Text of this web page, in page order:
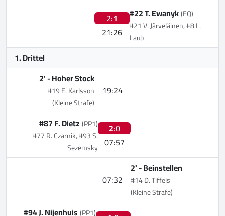
2:1
21:26
#22 T. Ewanyk(EQ)
#21 V. Järveläinen, #8 L.
Laub
1. Drittel
19:24
2' -Hoher Stock
#19 E. Karlsson
(Kleine Strafe)
2:0
07:57
#87 F. Dietz (PP1)
#77 R. Czarnik, #93 S.
Sezemsky
07:32
2' -Beinstellen
#14 D. Tiffels
(Kleine Strafe)
#94 J. Nijenhuis(PP1)